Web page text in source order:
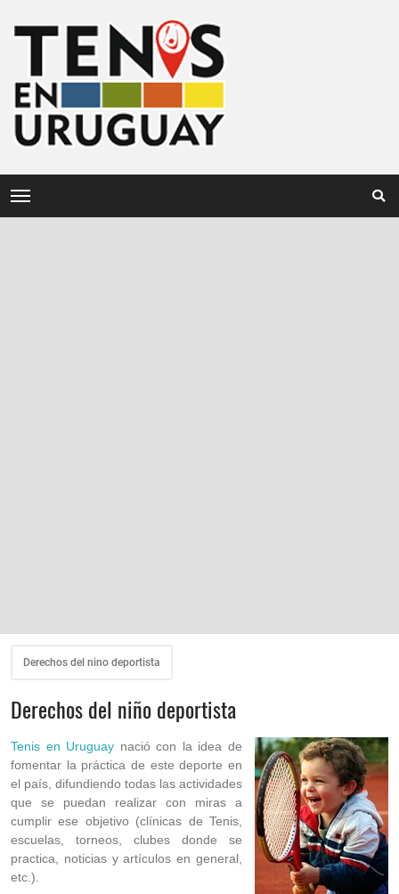
Derechos del nino deportista
Derechos del niño deportista
Tenis en Uruguay nació con la idea de
fomentar la práctica de este deporte en
el país, difundiendo todas las actividades
que se puedan realizar con miras a
cumplir ese objetivo (clínicas de Tenis,
escuelas, torneos, clubes donde se
practica, noticias y artículos en general,
etc.).